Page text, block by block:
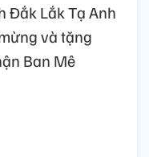
Đắk Lắk Tạ Anh
và tặng
Ban Mê